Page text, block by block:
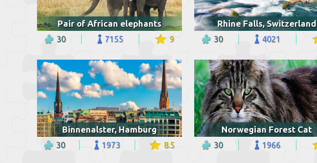
Pair of African elephants
30 7155 9
Rhine Falls, Switzerland
30 4021
Binnenalster, Hamburg
30 1973 8.5
Norwegian Forest Cat
30 1966